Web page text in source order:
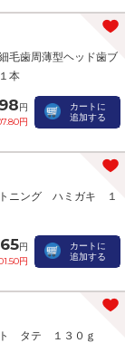
歯周薄型ヘッド歯ブ
本
98円
円
カートに
追加する
ニング ハミガキ １
円
円
カートに
追加する
タテ １３０ｇ